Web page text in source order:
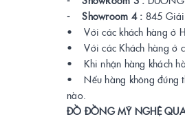
- Showroom 4 : 845
• Với các khách hàng ở
• Với các Khách hàng ở
• Khi nhận hàng khách
• Nếu hàng không đúng
nào.
ĐỒ ĐỒNG MỸ NGHỆ